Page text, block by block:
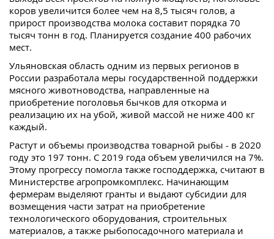
коров увеличится более чем на 8,5 тысяч голов, а
прирост производства молока составит порядка 70
тысяч тонн в год. Планируется создание 400 рабочих
мест.
Ульяновская область одним из первых регионов в
России разработала меры государственной поддержки
мясного животноводства, направленные на
приобретение поголовья бычков для откорма и
реализацию их на убой, живой массой не ниже 400 кг
каждый.
Растут и объемы производства товарной рыбы - в 2020
году это 197 тонн. С 2019 года объем увеличился на 7%.
Этому прогрессу помогла также господдержка, считают в
Министерстве агропромкомплекс. Начинающим
фермерам выделяют гранты и выдают субсидии для
возмещения части затрат на приобретение
технологического оборудования, строительных
материалов, а также рыбопосадочного материала и